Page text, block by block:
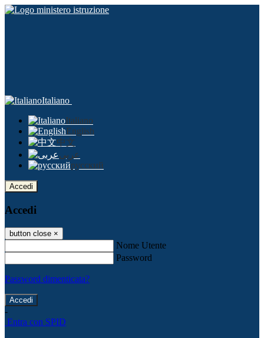
Italiano
Italiano
English
中文
عربى
русский
Accedi
Accedi
button close ×
Nome Utente
Password
Password dimenticata?
-
Entra con SPID